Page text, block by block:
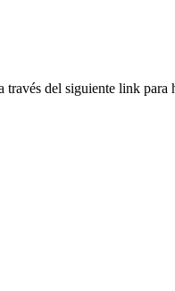
través del siguiente link